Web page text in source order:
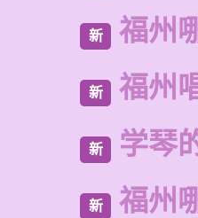
新 福州
新 福州
新 学琴
新 福州